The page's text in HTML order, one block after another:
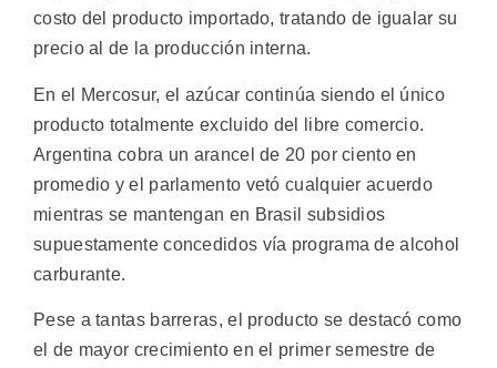
costo del producto importado, tratando de igualar su
precio al de la producción interna.
En el Mercosur, el azúcar continúa siendo el único
producto totalmente excluido del libre comercio.
Argentina cobra un arancel de 20 por ciento en
promedio y el parlamento vetó cualquier acuerdo
mientras se mantengan en Brasil subsidios
supuestamente concedidos vía programa de alcohol
carburante.
Pese a tantas barreras, el producto se destacó como
el de mayor crecimiento en el primer semestre de